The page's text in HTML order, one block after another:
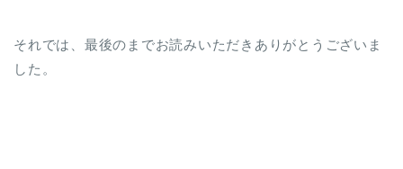
それでは、最後のまでお読みいただきありがとうございま
した。